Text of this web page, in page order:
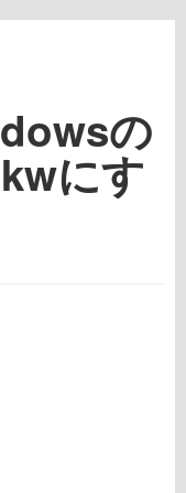
の
にす